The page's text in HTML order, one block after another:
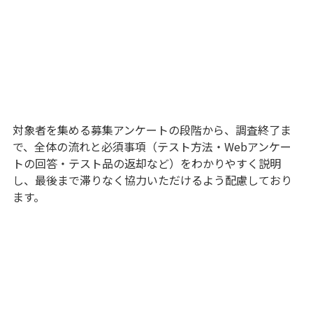
対象者を集める募集アンケートの段階から、調査終了ま
で、全体の流れと必須事項（テスト方法・Webアンケー
トの回答・テスト品の返却など）をわかりやすく説明
し、最後まで滞りなく協力いただけるよう配慮しており
ます。